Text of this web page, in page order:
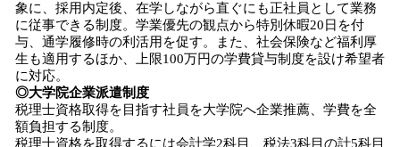
象に、採用内定後、在学しながら直ぐにも正社員として業務
に従事できる制度。学業優先の観点から特別休暇20日を付
与、通学履修時の利活用を促す。また、社会保険など福利厚
生も適用するほか、上限100万円の学費貸与制度を設け希望者
に対応。
◎大学院企業派遣制度
税理士資格取得を目指す社員を大学院へ企業推薦、学費を全
額負担する制度。
税理士資格を取得するには会計学2科目、税法3科目の計5科目